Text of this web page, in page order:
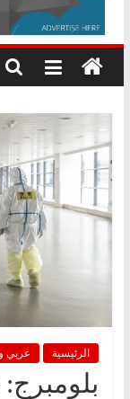
درب..
وتبقى
هي
الرئيسية عربي